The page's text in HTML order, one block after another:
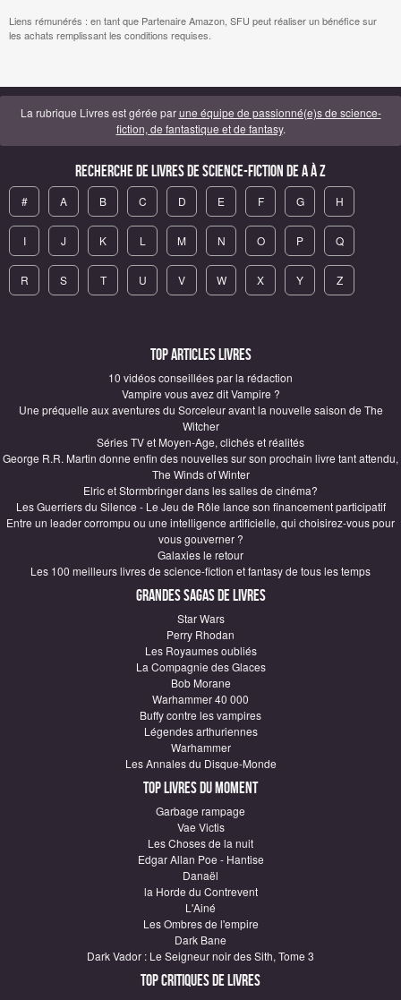
Liens rémunérés : en tant que Partenaire Amazon, SFU peut réaliser un bénéfice sur
les achats remplissant les conditions requises.
La rubrique Livres est gérée parune équipe de passionné(e)s de science-
fiction, de fantastique et de fantasy.
Recherche de Livres de science-fiction de A à Z
# A B C D E F G H
I J K L M N O P Q
R S T U V W X Y Z
Top articles Livres
10 vidéos conseillées par la rédaction
Vampire vous avez dit Vampire ?
Une préquelle aux aventures du Sorceleur avant la nouvelle saison de The
Witcher
Séries TV et Moyen-Age, clichés et réalités
George R.R. Martin donne enfin des nouvelles sur son prochain livre tant attendu,
The Winds of Winter
Elric et Stormbringer dans les salles de cinéma?
Les Guerriers du Silence - Le Jeu de Rôle lance son financement participatif
Entre un leader corrompu ou une intelligence artificielle, qui choisirez-vous pour
vous gouverner ?
Galaxies le retour
Les 100 meilleurs livres de science-fiction et fantasy de tous les temps
Grandes sagas de Livres
Star Wars
Perry Rhodan
Les Royaumes oubliés
La Compagnie des Glaces
Bob Morane
Warhammer 40 000
Buffy contre les vampires
Légendes arthuriennes
Warhammer
Les Annales du Disque-Monde
Top Livres du moment
Garbage rampage
Vae Victis
Les Choses de la nuit
Edgar Allan Poe - Hantise
Danaël
la Horde du Contrevent
L'Ainé
Les Ombres de l'empire
Dark Bane
Dark Vador : Le Seigneur noir des Sith, Tome 3
Top critiques de Livres